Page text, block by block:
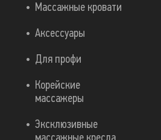
Массажные кровати
Аксессуары
Для профи
Корейские
массажеры
Эксклюзивные